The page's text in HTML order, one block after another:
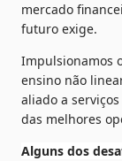
mercado
futuro exige.
Impulsionamos
ensino não
aliado a
das melhores
Alguns dos